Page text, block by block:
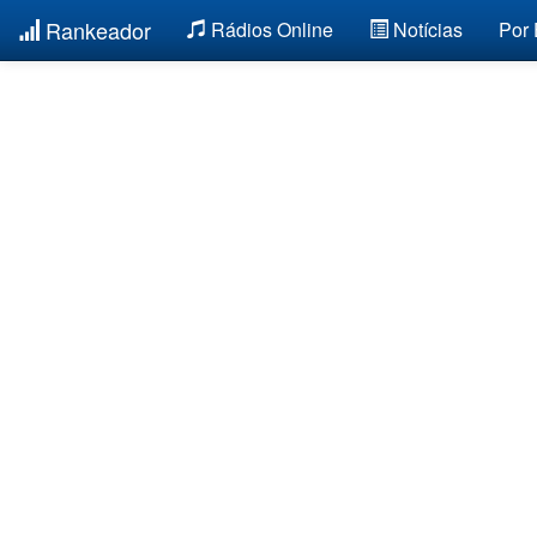
Rankeador Rádios Online Notícias Por